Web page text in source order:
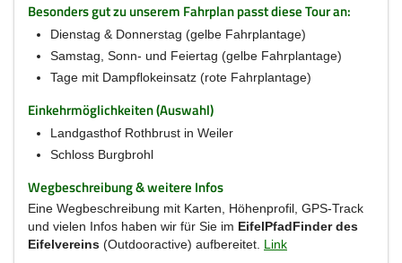
Besonders gut zu unserem Fahrplan passt diese Tour an:
Dienstag & Donnerstag (gelbe Fahrplantage)
Samstag, Sonn- und Feiertag (gelbe Fahrplantage)
Tage mit Dampflokeinsatz (rote Fahrplantage)
Einkehrmöglichkeiten (Auswahl)
Landgasthof Rothbrust in Weiler
Schloss Burgbrohl
Wegbeschreibung & weitere Infos
Eine Wegbeschreibung mit Karten, Höhenprofil, GPS-Track
und vielen Infos haben wir für Sie im EifelPfadFinder des
Eifelvereins (Outdooractive) aufbereitet. Link